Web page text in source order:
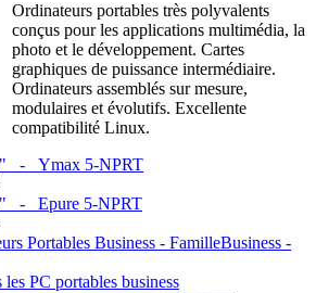
Ordinateurs portables très polyvalents
conçus pour les applications multimédia, la
photo et le développement. Cartes
graphiques de puissance intermédiaire.
Ordinateurs assemblés sur mesure,
modulaires et évolutifs. Excellente
compatibilité Linux.
- Ymax 5-NPRT
- Epure 5-NPRT
Business -
les PC portables business